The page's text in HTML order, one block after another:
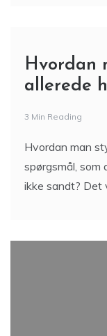
Hvordan
allerede
3 Min Reading
Hvordan man
spørgsmål, som
ikke sandt? Det